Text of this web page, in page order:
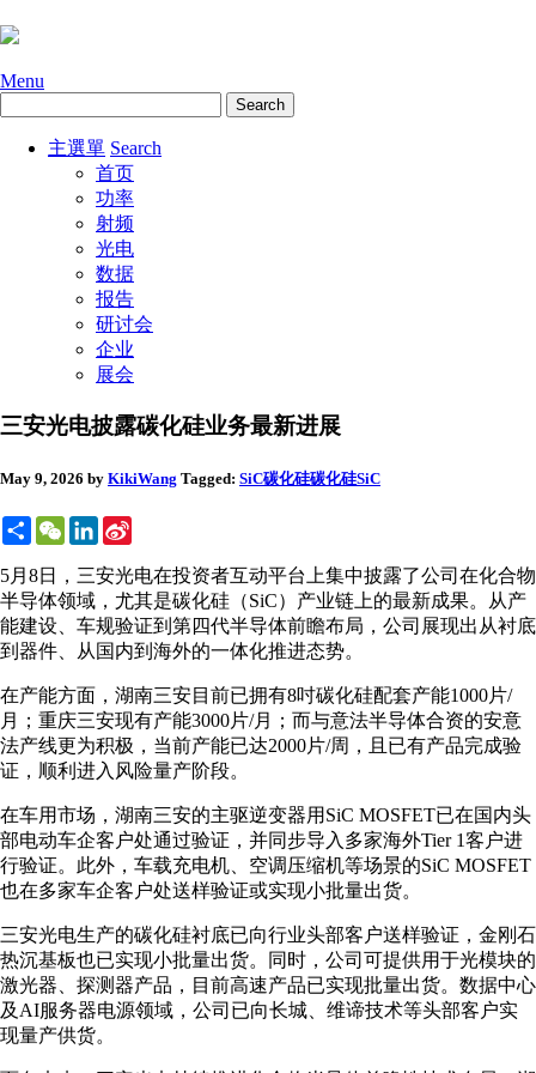
Menu
主選單 Search
首页
功率
射频
光电
数据
报告
研讨会
企业
展会
三安光电披露碳化硅业务最新进展
May 9, 2026 by KikiWang Tagged: SiC碳化硅碳化硅SiC
ShareWeChatLinkedIn
5月8日，三安光电在投资者互动平台上集中披露了公司在化合物
半导体领域，尤其是碳化硅（SiC）产业链上的最新成果。从产
能建设、车规验证到第四代半导体前瞻布局，公司展现出从衬底
到器件、从国内到海外的一体化推进态势。
在产能方面，湖南三安目前已拥有8吋碳化硅配套产能1000片/
月；重庆三安现有产能3000片/月；而与意法半导体合资的安意
法产线更为积极，当前产能已达2000片/周，且已有产品完成验
证，顺利进入风险量产阶段。
在车用市场，湖南三安的主驱逆变器用SiC MOSFET已在国内头
部电动车企客户处通过验证，并同步导入多家海外Tier 1客户进
行验证。此外，车载充电机、空调压缩机等场景的SiC MOSFET
也在多家车企客户处送样验证或实现小批量出货。
三安光电生产的碳化硅衬底已向行业头部客户送样验证，金刚石
热沉基板也已实现小批量出货。同时，公司可提供用于光模块的
激光器、探测器产品，目前高速产品已实现批量出货。数据中心
及AI服务器电源领域，公司已向长城、维谛技术等头部客户实
现量产供货。